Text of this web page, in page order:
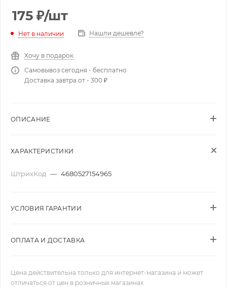
175 ₽/шт
Нет в наличии Нашли дешевле?
Хочу в подарок
Самовывоз сегодня - бесплатно
Доставка завтра от - 300 ₽
ОПИСАНИЕ
ХАРАКТЕРИСТИКИ
ШтрихКод — 4680527154965
УСЛОВИЯ ГАРАНТИИ
ОПЛАТА И ДОСТАВКА
Цена действительна только для интернет-магазина и может
отличаться от цен в розничных магазинах